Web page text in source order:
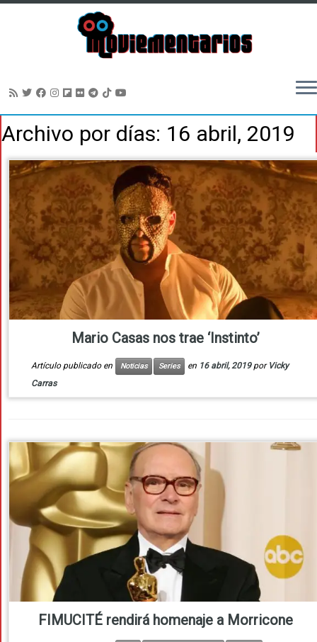
al
Archivo por días: 16 abril, 2019
Mario Casas nos trae ‘Instinto’
Artículo publicado en Noticias Series en 16 abril, 2019 por Vicky
Carras
FIMUCITÉ rendirá homenaje a Morricone